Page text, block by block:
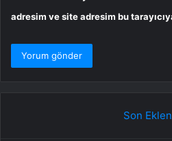
adresim ve site adresim bu
Son